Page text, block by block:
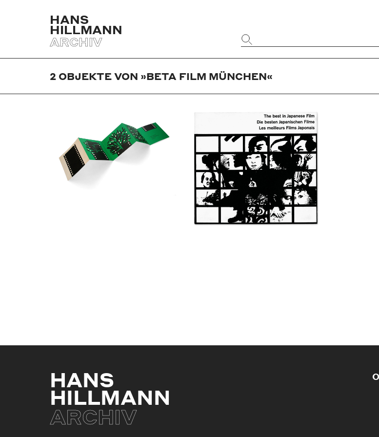
HANS
HILLMANN
ARCHIV
Website
durchsuchen
2 OBJEKTE VON »BETA FILM MÜNCHEN«
HANS
HILLMANN
ARCHIV